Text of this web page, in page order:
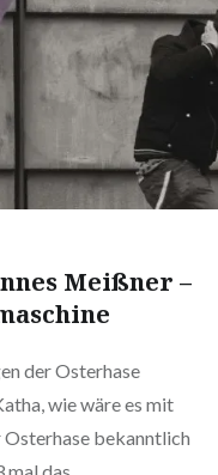
Meißner –
der Osterhase
wie wäre es mit
Osterhase bekanntlich
mal das